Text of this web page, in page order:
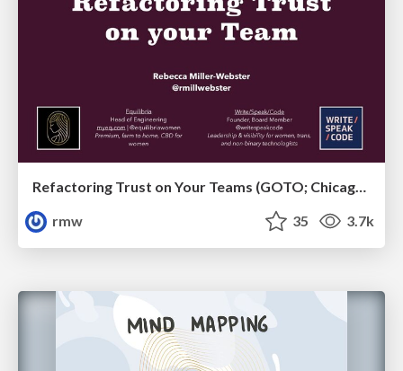
Refactoring Trust on Your Teams (GOTO; Chicago 2020)
rmw
35 3.7k